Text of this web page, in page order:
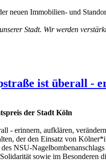
neuen Immobilien- und
Stadt. Wir werden
ist überall -
der Stadt Köln
erinnern, aufklären,
der den Einsatz von
NSU-
sowie im Besonderen